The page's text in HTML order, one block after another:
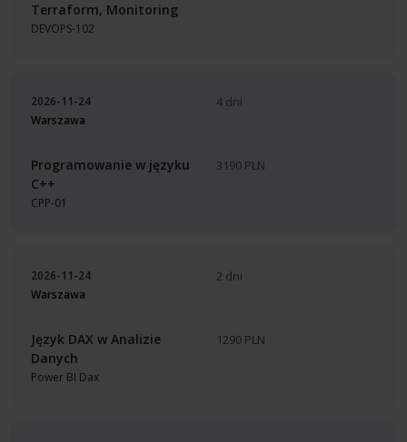
Terraform, Monitoring
DEVOPS-102
2026-11-24
Warszawa
Programowanie w języku
C++
CPP-01
4 dni
3190 PLN
2026-11-24
Warszawa
Język DAX w Analizie
Danych
Power BI Dax
2 dni
1290 PLN